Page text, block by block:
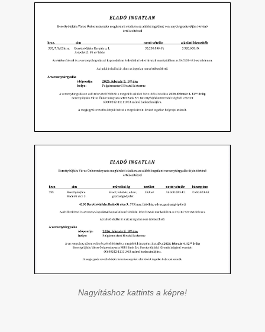
Nagyításhoz kattints a képre!